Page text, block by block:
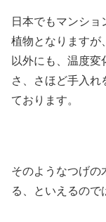
日本でもマンシ
植物となりますが
以外にも、温度
さ、さほど手入れ
ております。
そのようなつげの
る、といえるので